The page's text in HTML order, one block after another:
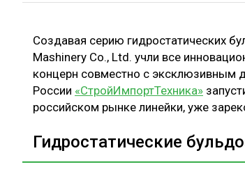
Создавая серию гидростатических
Mashinery Co., Ltd. учли все
концерн совместно с эксклюзивным
России «СтройИмпортТехника»
российском рынке линейки, уже
Гидростатические